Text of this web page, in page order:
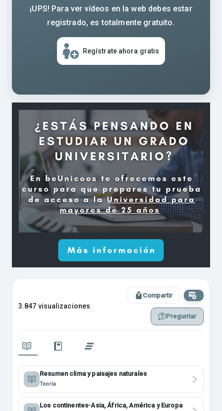
¡UPS! Para ver vídeos en la web debes estar
registrado, es totalmente gratuito.
Regístrate ahora gratis
3.847 visualizaciones
Compartir
Preguntar
Resumen clima y paisajes naturales
Teoría
Los continentes-Asia, África, América y Europa